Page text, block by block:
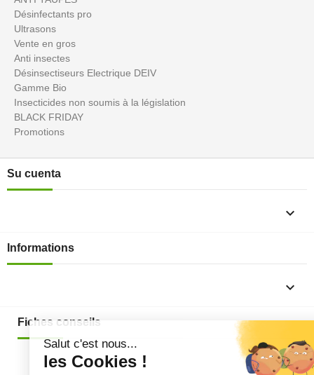
Désinfectants pro
Ultrasons
Vente en gros
Anti insectes
Désinsectiseurs Electrique DEIV
Gamme Bio
Insecticides non soumis à la législation
BLACK FRIDAY
Promotions
Su cuenta

Informations

Fiches conseils
